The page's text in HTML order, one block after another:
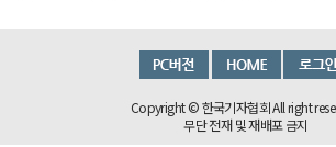
Copyright © 한국기자협회 All right
무단 전재 및 재배포 금지